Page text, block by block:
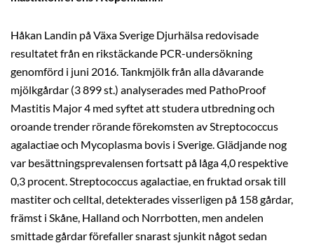
Håkan Landin på Växa Sverige Djurhälsa redovisade
resultatet från en rikstäckande PCR-undersökning
genomförd i juni 2016. Tankmjölk från alla dåvarande
mjölkgårdar (3 899 st.) analyserades med PathoProof
Mastitis Major 4 med syftet att studera utbredning och
oroande trender rörande förekomsten av Streptococcus
agalactiae och Mycoplasma bovis i Sverige. Glädjande nog
var besättningsprevalensen fortsatt på låga 4,0 respektive
0,3 procent. Streptococcus agalactiae, en fruktad orsak till
mastiter och celltal, detekterades visserligen på 158 gårdar,
främst i Skåne, Halland och Norrbotten, men andelen
smittade gårdar förefaller snarast sjunkit något sedan